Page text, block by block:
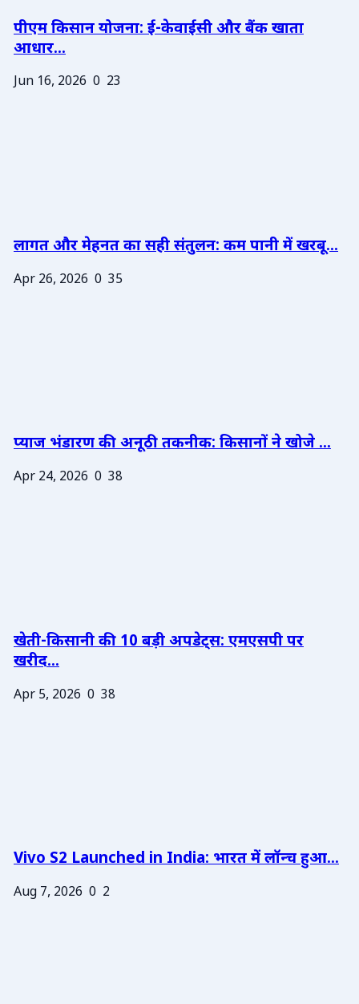
पीएम किसान योजना: ई-केवाईसी और बैंक खाता
आधार...
Jun 16, 2026 0 23
लागत और मेहनत का सही संतुलन: कम पानी में खरबू...
Apr 26, 2026 0 35
प्याज भंडारण की अनूठी तकनीक: किसानों ने खोजे ...
Apr 24, 2026 0 38
खेती-किसानी की 10 बड़ी अपडेट्स: एमएसपी पर
खरीद...
Apr 5, 2026 0 38
Vivo S2 Launched in India: भारत में लॉन्च हुआ...
Aug 7, 2026 0 2